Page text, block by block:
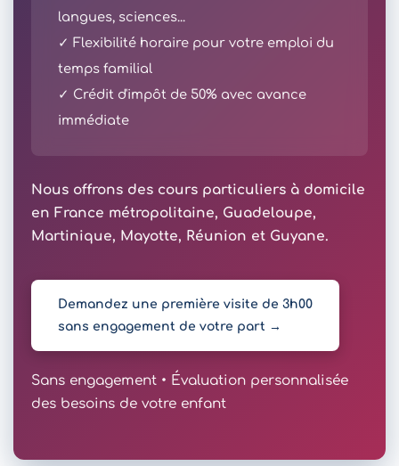
langues, sciences...
✓ Flexibilité horaire pour votre emploi du
temps familial
✓ Crédit d'impôt de 50% avec avance
immédiate
Nous offrons des cours particuliers à domicile
en France métropolitaine, Guadeloupe,
Martinique, Mayotte, Réunion et Guyane.
Demandez une première visite de 3h00
sans engagement de votre part →
Sans engagement • Évaluation personnalisée
des besoins de votre enfant